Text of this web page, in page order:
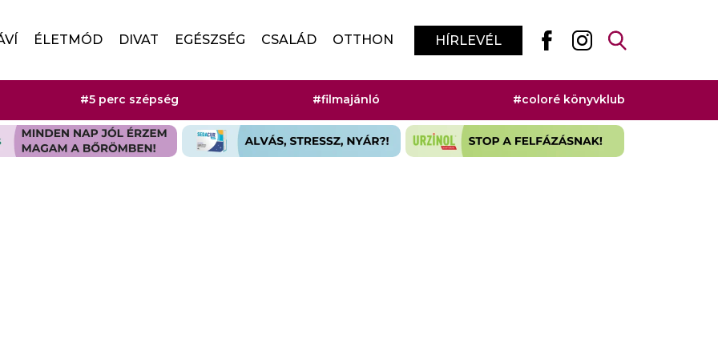
ÉLETMÓD DIVAT EGÉSZSÉG CSALÁD OTTHON HÍRLEVÉL
#5 perc szépség #filmajánló #coloré könyvklub